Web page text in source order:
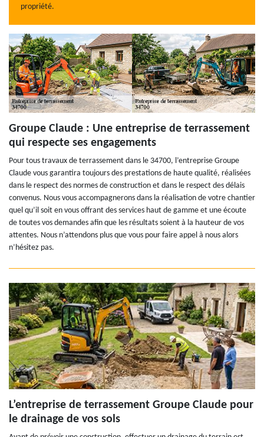
propriété.
Groupe Claude : Une entreprise de terrassement
qui respecte ses engagements
Pour tous travaux de terrassement dans le 34700, l’entreprise Groupe
Claude vous garantira toujours des prestations de haute qualité, réalisées
dans le respect des normes de construction et dans le respect des délais
convenus. Nous vous accompagnerons dans la réalisation de votre chantier
quel qu’il soit en vous offrant des services haut de gamme et une écoute
de toutes vos demandes afin que les résultats soient à la hauteur de vos
attentes. Nous n’attendons plus que vous pour faire appel à nous alors
n’hésitez pas.
L’entreprise de terrassement Groupe Claude pour
le drainage de vos sols